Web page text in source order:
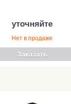
уточняйте
Нет в продаже
Заказать